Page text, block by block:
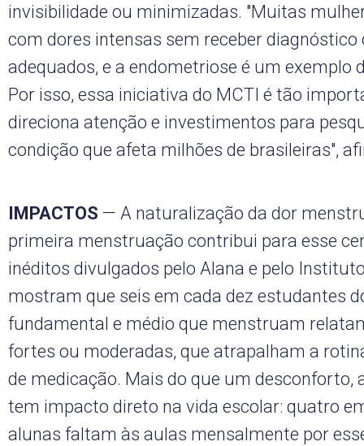
invisibilidade ou minimizadas. "Muitas
com dores intensas sem receber
adequados, e a endometriose é um exemplo
Por isso, essa iniciativa do MCTI é tão
direciona atenção e investimentos para
condição que afeta milhões de brasileiras",
IMPACTOS — A naturalização da dor
primeira menstruação contribui para esse
inéditos divulgados pelo Alana e pelo
mostram que seis em cada dez estudantes
fundamental e médio que menstruam
fortes ou moderadas, que atrapalham a
de medicação. Mais do que um desconforto,
tem impacto direto na vida escolar: quatro
alunas faltam às aulas mensalmente por